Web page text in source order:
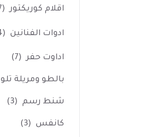
اقلام كوريكتور (7)
ادوات الفنانين (14)
اداوت حفر (7)
بالطو ومريلة
شنط رسم (3)
كانفس (3)